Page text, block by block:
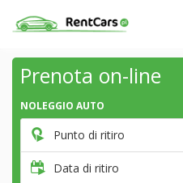
Prenota on-line
NOLEGGIO AUTO
Punto di ritiro
Data di ritiro